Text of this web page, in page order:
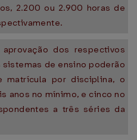
2.200 ou 2.900 horas de
dos respectivos
de ensino poderão
matrícula por disciplina, o
anos no mínimo, e cinco no
a três séries da